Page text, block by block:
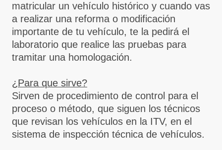
matricular un vehículo histórico y cuando vas
a realizar una reforma o modificación
importante de tu vehículo, te la pedirá el
laboratorio que realice las pruebas para
tramitar una homologación.
¿Para que sirve?
Sirven de procedimiento de control para el
proceso o método, que siguen los técnicos
que revisan los vehículos en la ITV, en el
sistema de inspección técnica de vehículos.